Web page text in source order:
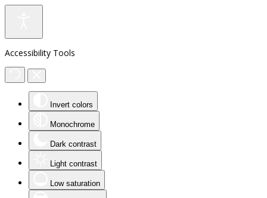
Accessibility Tools
Invert colors
Monochrome
Dark contrast
Light contrast
Low saturation